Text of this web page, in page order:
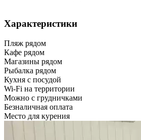
Характеристики
Пляж рядом
Кафе рядом
Магазины рядом
Рыбалка рядом
Кухня с посудой
Wi-Fi на территории
Можно с грудничками
Безналичная оплата
Место для курения